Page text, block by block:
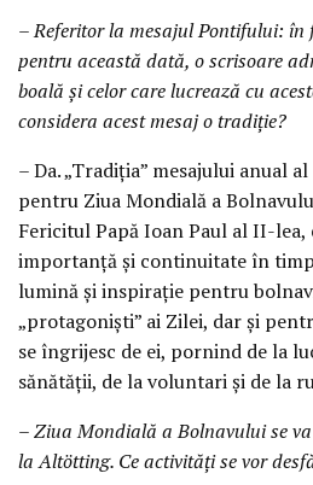
– Referitor la mesajul Pontifului: în
pentru această dată, o scrisoare
boală şi celor care lucrează cu
considera acest mesaj o tradiţie?
– Da. „Tradiţia” mesajului anual
pentru Ziua Mondială a
Fericitul Papă Ioan Paul al II-lea,
importanţă şi continuitate în
lumină şi inspiraţie pentru
„protagonişti” ai Zilei, dar şi
se îngrijesc de ei, pornind de la
sănătăţii, de la voluntari şi de la
– Ziua Mondială a Bolnavului se
la Altötting. Ce activităţi se vor